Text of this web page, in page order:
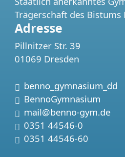
Trägerschaft des Bistums
Adresse
Pillnitzer Str. 39
01069 Dresden
Instagram:
benno_gymnasium_dd
Facebook:
BennoGymnasium
Email:
mail@benno-gym.de
Telefon:
0351 44546-0
Fax:0351 44546-60